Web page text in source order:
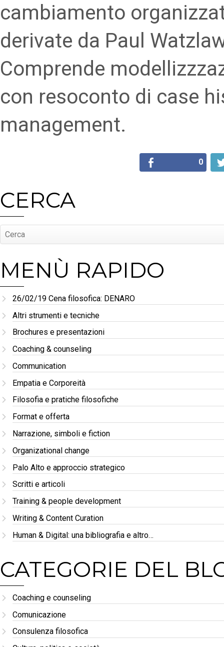
cambiamento
derivate da Paul
Comprende
con resoconto di case
management.
0
CERCA
MENÙ RAPIDO
26/02/19 Cena filosofica: DENARO
Altri strumenti e tecniche
Brochures e presentazioni
Coaching & counseling
Communication
Empatia e Corporeità
Filosofia e pratiche filosofiche
Format e offerta
Narrazione, simboli e fiction
Organizational change
Palo Alto e approccio strategico
Scritti e articoli
Training & people development
Writing & Content Curation
Human & Digital: una bibliografia e altro…
CATEGORIE DEL
Coaching e counseling
Comunicazione
Consulenza filosofica